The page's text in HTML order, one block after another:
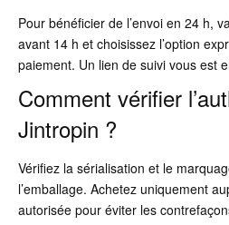
Pour bénéficier de l’envoi en 24 h,
avant 14 h et choisissez l’option
paiement. Un lien de suivi vous est
Comment vérifier
Jintropin ?
Vérifiez la sérialisation et le
l’emballage. Achetez uniquement
autorisée pour éviter les